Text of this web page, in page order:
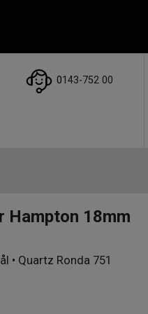
0143-752 00
Hampton 18mm
• Quartz Ronda 751